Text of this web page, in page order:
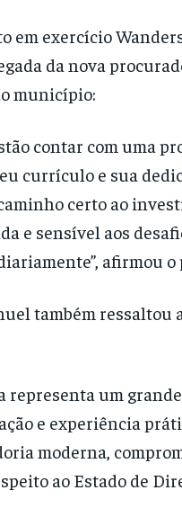
em exercício
da nova
município:
contar com uma
currículo e sua
certo ao
e sensível aos
afirmou o
também ressaltou
representa um
e experiência
moderna,
ao Estado de